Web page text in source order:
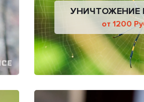
УНИЧТОЖЕНИЕ
от 1200